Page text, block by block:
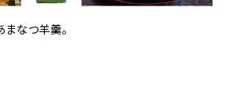
なつ羊羹。